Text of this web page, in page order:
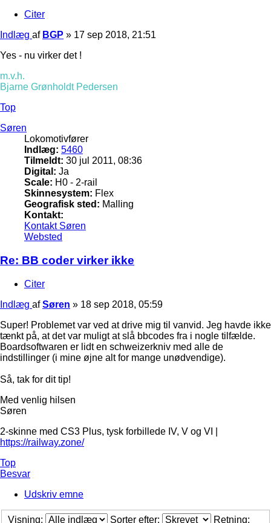
Citer
Indlæg af BGP » 17 sep 2018, 21:51
Yes - nu virker det !
m.v.h.
Bjarne Grønholdt Pedersen
Top
Søren
Lokomotivfører
Indlæg: 5460
Tilmeldt: 30 jul 2011, 08:36
Digital: Ja
Scale: H0 - 2-rail
Skinnesystem: Flex
Geografisk sted: Malling
Kontakt:
Kontakt Søren
Websted
Re: BB coder virker ikke
Citer
Indlæg afSøren » 18 sep 2018, 05:59
Super! Problemet var ved at drive mig til vanvid. Jeg havde ikke
tænkt på, at det var muligt at slå bbcodes fra i nogle tilfælde.
Boardsoftwaren er lidt en schweizerkniv med alle de
indstillinger (i mine øjne alt for mange unødvendige).
Så, tak for dit tip!
Med venlig hilsen
Søren
2-skinne med CS3 Plus, tysk forbillede IV, V og VI |
https://railway.zone/
Top
Besvar
Udskriv emne
Visning: Sorter efter: Retning: